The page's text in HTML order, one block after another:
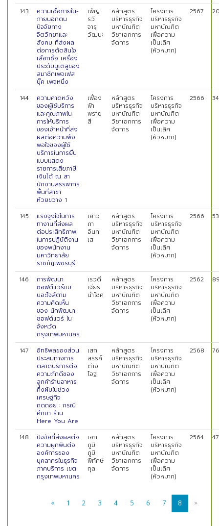
143
ความเชื่อภายใน-
ภายนอกตน
ปัจจัยทาง
จิตวิทยาและ
สังคม ที่ส่งผล
ต่อการตัดสินใจ
เลือกซื้อ เครื่อง
ประดับมูเตลูของ
สมาชิกเพจเฟส
บุ๊ค เพจหนึ่ง
เพ็ญ
รวี
จารุ
วัฒนะ
หลักสูตร
บริหารธุรกิจ
มหาบัณฑิต
วิชาเอกการ
จัดการ
โครงการ
บริหารธุรกิจ
มหาบัณฑิต
เพื่อความ
เป็นเลิศ
(หัวหมาก)
2567
144
ความคาดหวัง
ของผู้ใช้บริการ
และคุณภาพใน
การให้บริการ
ของเจ้าหน้าที่ส่ง
ผลต่อความพึง
พอใจของผู้ใช้
บริการในการยื่น
แบบแสดง
รายการเสียภาษี
เงินได้ ณ สา
นักงานสรรพากร
พื้นที่สาขา
ห้วยขวาง 1
เฟื่อง
ฟ้า
พราย
สี
หลักสูตร
บริหารธุรกิจ
มหาบัณฑิต
วิชาเอกการ
จัดการ
โครงการ
บริหารธุรกิจ
มหาบัณฑิต
เพื่อความ
เป็นเลิศ
(หัวหมาก)
2566
145
แรงจูงใจในการ
ทางานที่ส่งผล
ต่อประสิทธิภาพ
ในการปฏิบัติงาน
ของพนักงาน
มหาวิทยาลัย
ราชภัฏเพชรบุรี
เยาว
ภา
อินท
เส
หลักสูตร
บริหารธุรกิจ
มหาบัณฑิต
วิชาเอกการ
จัดการ
โครงการ
บริหารธุรกิจ
มหาบัณฑิต
เพื่อความ
เป็นเลิศ
(หัวหมาก)
2566
146
การพัฒนา
ซอฟต์แวร์แบ
บอะไจล์ตาม
ความคิดเห็น
ของ นักพัฒนา
ซอฟต์แวร์ ใน
จังหวัด
กรุงเทพมหานคร
เรวดี
เจียร
นำโชค
หลักสูตร
บริหารธุรกิจ
มหาบัณฑิต
วิชาเอกการ
จัดการ
โครงการ
บริหารธุรกิจ
มหาบัณฑิต
เพื่อความ
เป็นเลิศ
(หัวหมาก)
2562
147
อิทธิพลของส่วน
ประสมทางการ
ตลาดบริการต่อ
ความภักดีของ
ลูกค้าร้านอาหาร
กึ่งผับในช่วง
เศรษฐกิจ
ถดถอย : กรณี
ศึกษา ร้าน
Here You Are
เสก
สรรค์
ต่าง
โอฐ
หลักสูตร
บริหารธุรกิจ
มหาบัณฑิต
วิชาเอกการ
จัดการ
โครงการ
บริหารธุรกิจ
มหาบัณฑิต
เพื่อความ
เป็นเลิศ
(หัวหมาก)
2568 76
148
ปัจจัยที่ส่งผลต่อ
ความผูกพันต่อ
องค์การของ
บุคลากรในธุรกิจ
ภาคบริการ เขต
กรุงเทพมหานคร
เอก
ภูมิ
ภูมิ
พิทักษ์
กุล
หลักสูตร
บริหารธุรกิจ
มหาบัณฑิต
วิชาเอกการ
จัดการ
โครงการ
บริหารธุรกิจ
มหาบัณฑิต
เพื่อความ
เป็นเลิศ
(หัวหมาก)
2564
« 1 2 3 4 5 6 7 8 »